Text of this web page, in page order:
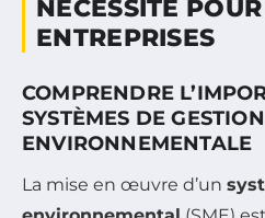
NÉCESSITÉ
ENTREPRISES
COMPRENDRE
SYSTÈMES DE GESTION
ENVIRONNEMENTALE
La mise en œuvre d’un